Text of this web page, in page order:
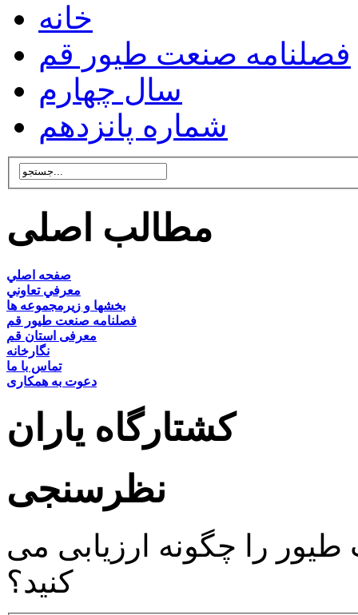
خانه
فصلنامه صنعت طيور قم
سال چهارم
شماره پانزدهم
مطالب اصلی
صفحه اصلي
معرفي تعاوني
بخشها و زيرمجموعه ها
فصلنامه صنعت طيور قم
معرفی استان قم
نگارخانه
تماس با ما
دعوت به همکاری
کشتارگاه یاران
نظرسنجی
را چگونه ارزیابی می
کنید؟